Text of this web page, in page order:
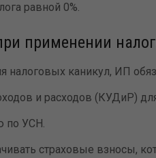
равной 0%.
применении
налоговых каникул, ИП
и расходов (КУДиР)
по УСН.
страховые взносы,